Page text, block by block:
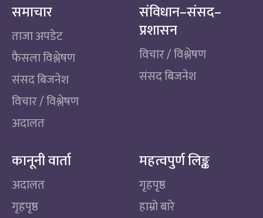
समाचार
ताजा अपडेट
फैसला विश्लेषण
संसद बिजनेश
विचार / विश्लेषण
अदालत
संविधान–संसद–
प्रशासन
विचार / विश्लेषण
संसद बिजनेश
कानूनी वार्ता
अदालत
गृहपृष्ठ
महत्वपुर्ण लिङ्क
गृहपृष्ठ
हाम्रो बारे